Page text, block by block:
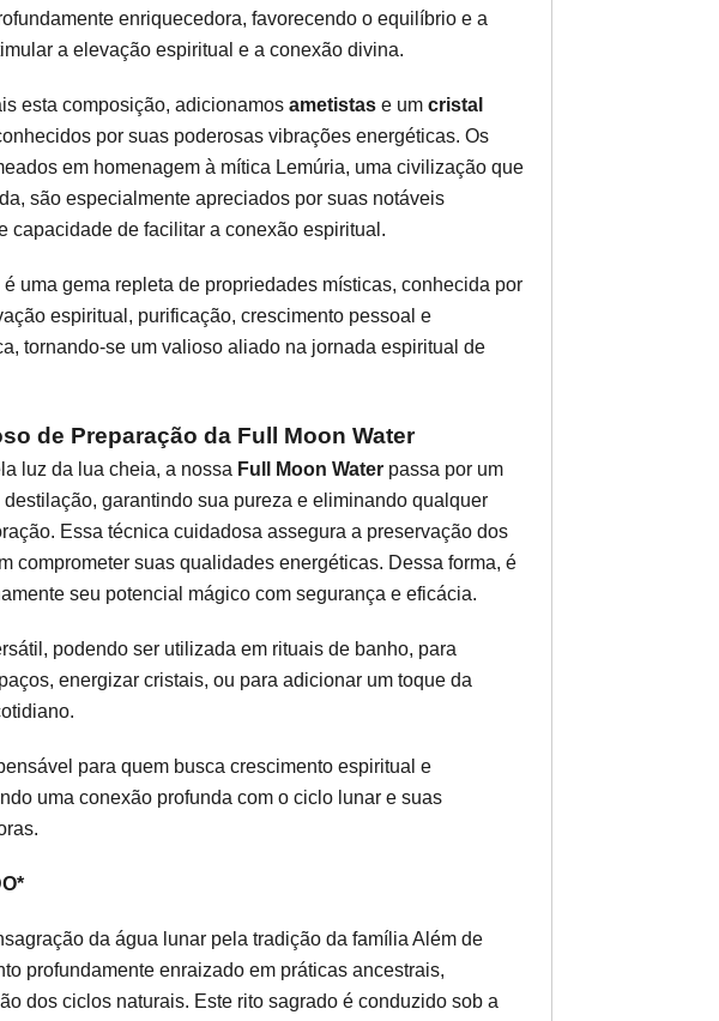
enriquecedora, favorecendo o equilíbrio e a
a elevação espiritual e a conexão divina.
esta composição, adicionamos ametistas e um cristal
por suas poderosas vibrações energéticas. Os
em homenagem à mítica Lemúria, uma civilização que
são especialmente apreciados por suas notáveis
capacidade de facilitar a conexão espiritual.
uma gema repleta de propriedades místicas, conhecida por
espiritual, purificação, crescimento pessoal e
tornando-se um valioso aliado na jornada espiritual de
de Preparação da Full Moon Water
luz da lua cheia, a nossa Full Moon Water passa por um
garantindo sua pureza e eliminando qualquer
Essa técnica cuidadosa assegura a preservação dos
comprometer suas qualidades energéticas. Dessa forma, é
seu potencial mágico com segurança e eficácia.
podendo ser utilizada em rituais de banho, para
energizar cristais, ou para adicionar um toque da
para quem busca crescimento espiritual e
uma conexão profunda com o ciclo lunar e suas
da água lunar pela tradição da família Além de
profundamente enraizado em práticas ancestrais,
dos ciclos naturais. Este rito sagrado é conduzido sob a